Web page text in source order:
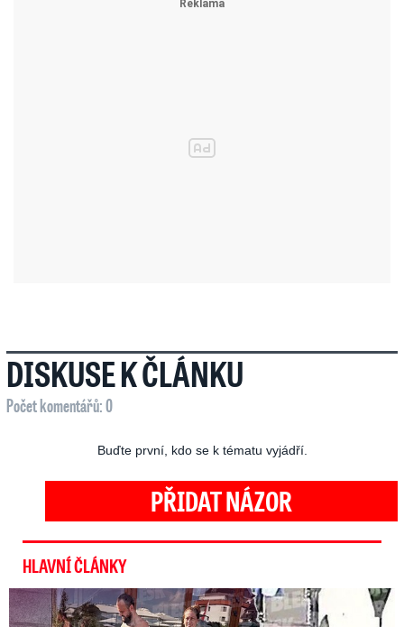
DISKUSE K ČLÁNKU
Počet komentářů: 0
Buďte první, kdo se k tématu vyjádří.
PŘIDAT NÁZOR
HLAVNÍ ČLÁNKY
Exministryně s Havránkem dováděli v Polsku: První slova!